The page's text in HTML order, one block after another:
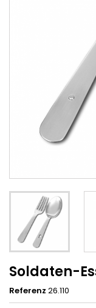
Soldaten-
Referenz 26.110